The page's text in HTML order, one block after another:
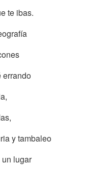
te ibas.
errando
y tambaleo
lugar